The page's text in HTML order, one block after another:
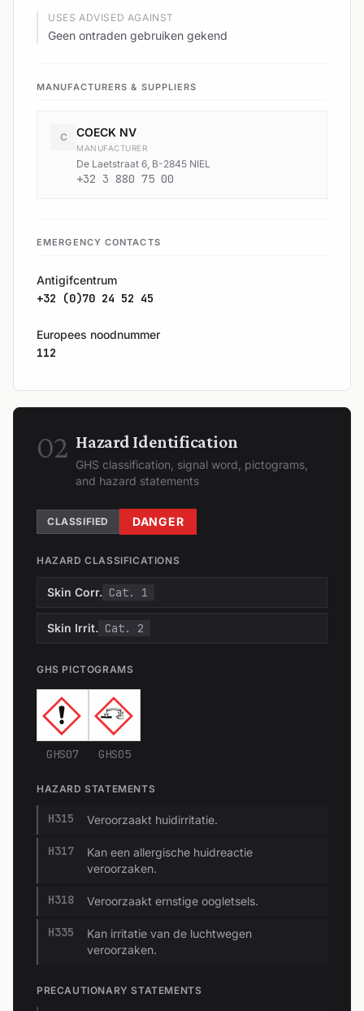
USES ADVISED AGAINST
Geen ontraden gebruiken gekend
MANUFACTURERS & SUPPLIERS
C COECK NV
MANUFACTURER
De Laetstraat 6, B-2845 NIEL
+32 3 880 75 00
EMERGENCY CONTACTS
Antigifcentrum
+32 (0)70 24 52 45
Europees noodnummer
112
02 Hazard Identification
GHS classification, signal word, pictograms,
and hazard statements
CLASSIFIED DANGER
HAZARD CLASSIFICATIONS
Skin Corr. Cat. 1
Skin Irrit. Cat. 2
GHS PICTOGRAMS
GHS07 GHS05
HAZARD STATEMENTS
H315 Veroorzaakt huidirritatie.
H317
Kan een allergische huidreactie
veroorzaken.
H318 Veroorzaakt ernstige oogletsels.
H335
Kan irritatie van de luchtwegen
veroorzaken.
PRECAUTIONARY STATEMENTS